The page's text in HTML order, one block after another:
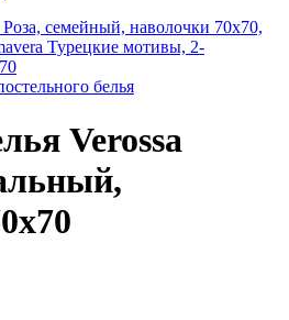
семейный, наволочки 70x70,
Турецкие мотивы, 2-
белья
Verossa